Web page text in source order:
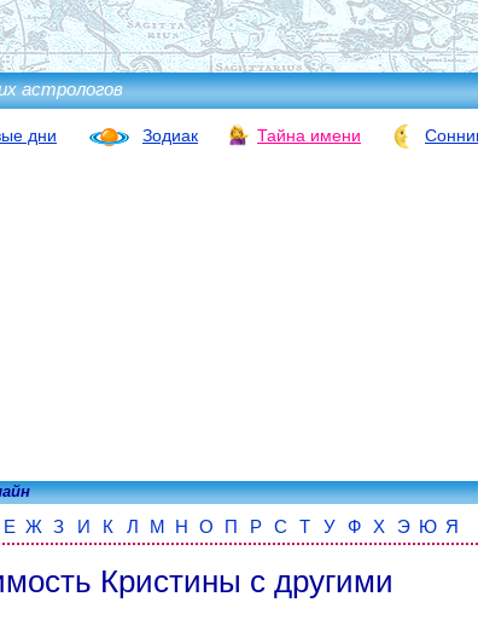
астрологов
дни Зодиак Тайна имени
Е Ж З И К Л М Н О П Р С Т У Ф Х Э Ю Я
Кристины с другими